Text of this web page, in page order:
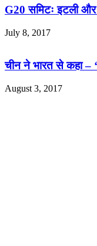
G20 समिटः इटली
July 8, 2017
चीन ने भारत से कहा –
August 3, 2017